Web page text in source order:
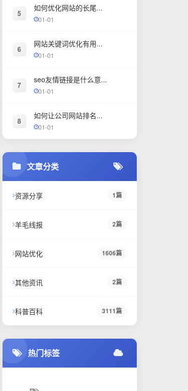
5
如何优化网站的长尾...
01-01
6
网站关键词优化有用...
01-01
7
seo友情链接是什么意...
01-01
8
如何让公司网站排名...
01-01
文章分类
资源分享 1篇
羊毛线报 2篇
网站优化 1606篇
其他资讯 2篇
科普百科 3111篇
热门标签